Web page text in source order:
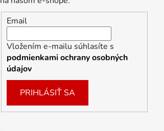
Email
Vložením e-mailu súhlasíte s
podmienkami ochrany osobných
údajov
PRIHLÁSIŤ SA